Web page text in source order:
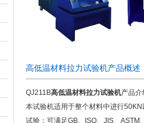
高低温材料拉力试验机产品概述
QJ211B高低温材料拉力试验机产品介
本试验机适用于整个材料中进行
试验；可满足GB、ISO、JIS、